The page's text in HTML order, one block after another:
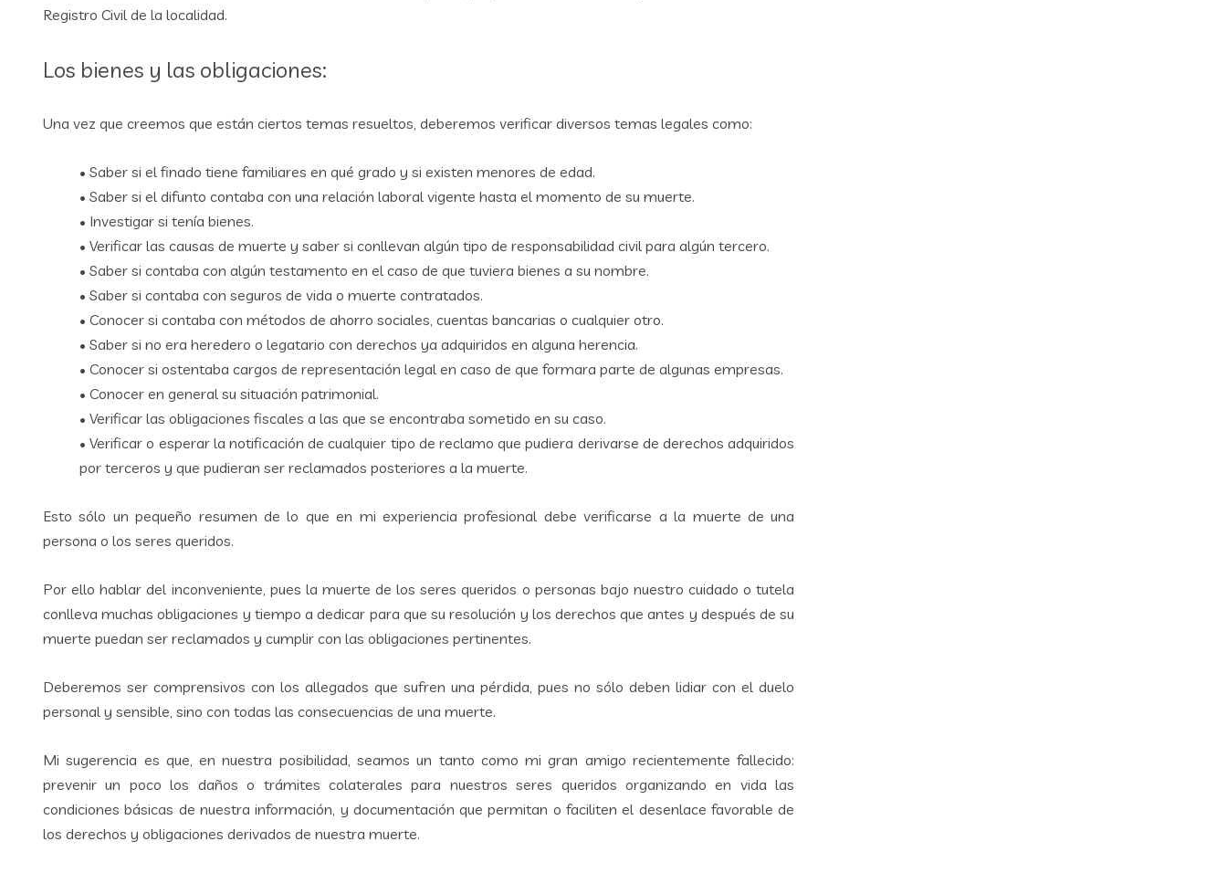
Registro Civil de la localidad.
Los bienes y las obligaciones:
Una vez que creemos que están ciertos temas resueltos, deberemos verificar diversos temas legales como:
• Saber si el finado tiene familiares en qué grado y si existen menores de edad.
• Saber si el difunto contaba con una relación laboral vigente hasta el momento de su muerte.
• Investigar si tenía bienes.
• Verificar las causas de muerte y saber si conllevan algún tipo de responsabilidad civil para algún tercero.
• Saber si contaba con algún testamento en el caso de que tuviera bienes a su nombre.
• Saber si contaba con seguros de vida o muerte contratados.
• Conocer si contaba con métodos de ahorro sociales, cuentas bancarias o cualquier otro.
• Saber si no era heredero o legatario con derechos ya adquiridos en alguna herencia.
• Conocer si ostentaba cargos de representación legal en caso de que formara parte de algunas empresas.
• Conocer en general su situación patrimonial.
• Verificar las obligaciones fiscales a las que se encontraba sometido en su caso.
• Verificar o esperar la notificación de cualquier tipo de reclamo que pudiera derivarse de derechos adquiridos
por terceros y que pudieran ser reclamados posteriores a la muerte.
Esto sólo un pequeño resumen de lo que en mi experiencia profesional debe verificarse a la muerte de una
persona o los seres queridos.
Por ello hablar del inconveniente, pues la muerte de los seres queridos o personas bajo nuestro cuidado o tutela
conlleva muchas obligaciones y tiempo a dedicar para que su resolución y los derechos que antes y después de su
muerte puedan ser reclamados y cumplir con las obligaciones pertinentes.
Deberemos ser comprensivos con los allegados que sufren una pérdida, pues no sólo deben lidiar con el duelo
personal y sensible, sino con todas las consecuencias de una muerte.
Mi sugerencia es que, en nuestra posibilidad, seamos un tanto como mi gran amigo recientemente fallecido:
prevenir un poco los daños o trámites colaterales para nuestros seres queridos organizando en vida las
condiciones básicas de nuestra información, y documentación que permitan o faciliten el desenlace favorable de
los derechos y obligaciones derivados de nuestra muerte.